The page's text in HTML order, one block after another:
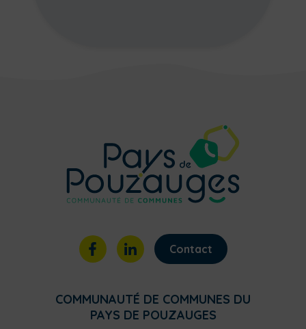
Contact
COMMUNAUTÉ DE COMMUNES DU
PAYS DE POUZAUGES